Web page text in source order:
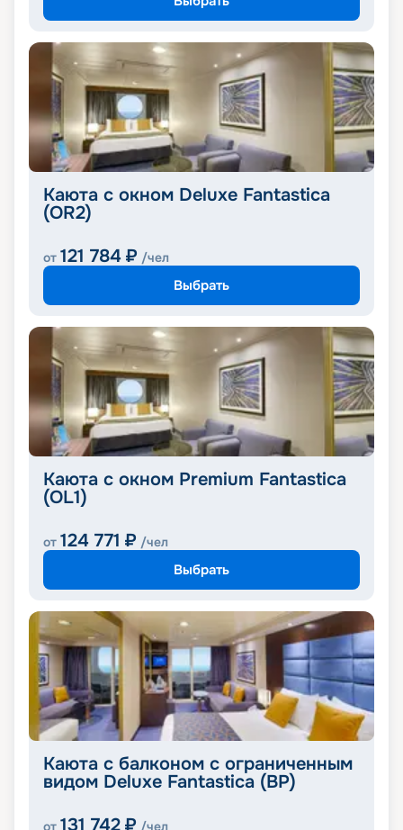
Каюта с окном Deluxe Fantastica
(OR2)
от 121 784 ₽ /чел
Выбрать
Каюта с окном Premium Fantastica
(OL1)
от 124 771 ₽ /чел
Выбрать
Каюта с балконом с ограниченным
видом Deluxe Fantastica (BP)
от 131 742 ₽ /чел